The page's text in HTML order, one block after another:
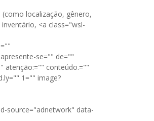
localização, gênero,
<a class="wsl-
se="" de=""
atenção:="" conteúdo.=""
1="" image?
source="adnetwork" data-